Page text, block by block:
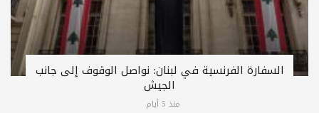
السفارة الفرنسية في لبنان: نواصل الوقوف إلى جانب
الجيش
منذ 5 أيام